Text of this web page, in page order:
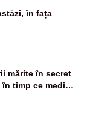
în fața
mărite în secret
timp ce medicii